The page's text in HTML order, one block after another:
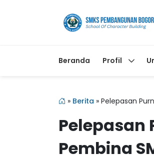
Beranda Profil
» Berita » Pelepasan
Pelepasan
Pembina